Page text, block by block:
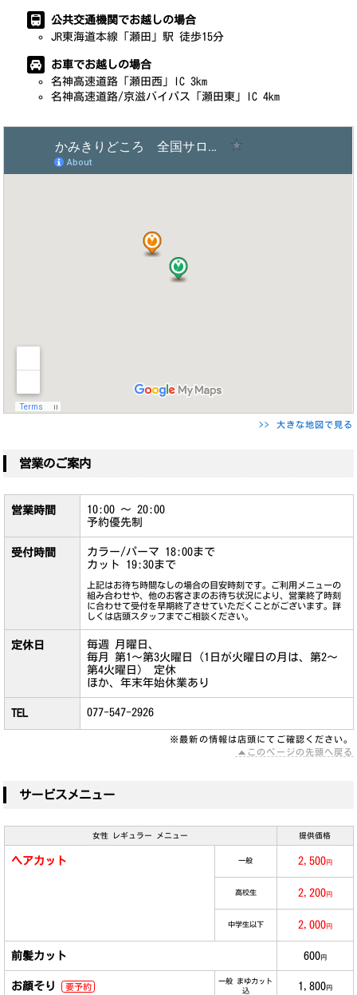
公共交通機関でお越しの場合
JR東海道本線「瀬田」駅 徒歩15分
お車でお越しの場合
名神高速道路「瀬田西」IC 3km
名神高速道路/京滋バイパス「瀬田東」IC 4km
>> 大きな地図で見る
営業のご案内
営業時間
10:00 ～ 20:00
予約優先制
受付時間
カラー/パーマ 18:00まで
カット 19:30まで
上記はお待ち時間なしの場合の目安時刻です。ご利用メニューの
組み合わせや、他のお客さまのお待ち状況により、営業終了時刻
に合わせて受付を早期終了させていただくことがございます。詳
しくは店頭スタッフまでご相談ください。
定休日
毎週 月曜日、
毎月 第1～第3火曜日（1日が火曜日の月は、第2～
第4火曜日） 定休
ほか、年末年始休業あり
TEL 077-547-2926
※最新の情報は店頭にてご確認ください。
このページの先頭へ戻る
サービスメニュー
女性 レギュラー メニュー 提供価格
ヘアカット 一般 2,500円
高校生 2,200円
中学生以下 2,000円
前髪カット 600円
お顔そり 要予約
一般 まゆカット
込
1,800円